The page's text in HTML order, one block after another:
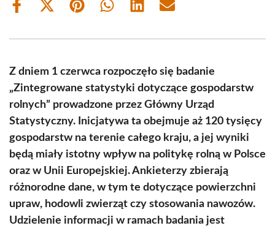
Share
Share
(Twitter)
Share Share Share Share
Z dniem 1 czerwca rozpoczęło się badanie
„Zintegrowane statystyki dotyczące gospodarstw
rolnych” prowadzone przez Główny Urząd
Statystyczny. Inicjatywa ta obejmuje aż 120 tysięcy
gospodarstw na terenie całego kraju, a jej wyniki
będą miały istotny wpływ na politykę rolną w Polsce
oraz w Unii Europejskiej. Ankieterzy zbierają
różnorodne dane, w tym te dotyczące powierzchni
upraw, hodowli zwierząt czy stosowania nawozów.
Udzielenie informacji w ramach badania jest